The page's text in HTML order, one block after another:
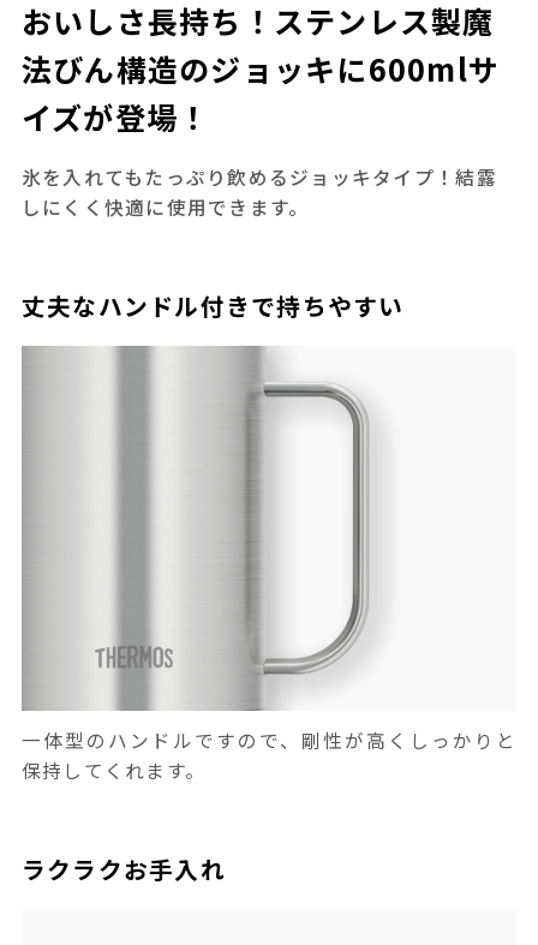
おいしさ長持ち！ステンレス製魔
法びん構造のジョッキに600mlサ
イズが登場！
氷を入れてもたっぷり飲めるジョッキタイプ！結露
しにくく快適に使用できます。
丈夫なハンドル付きで持ちやすい
一体型のハンドルですので、剛性が高くしっかりと
保持してくれます。
ラクラクお手入れ